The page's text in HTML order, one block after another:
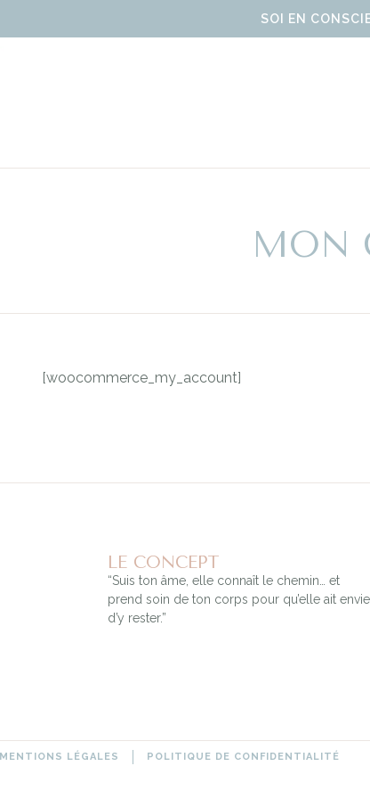
SOI EN
MON
[woocommerce_my_account]
LE CONCEPT
“Suis ton âme, elle connaît le chemin… et
prend soin de ton corps pour qu’elle ait envie
d’y rester.”
MENTIONS LÉGALES POLITIQUE DE CONFIDENTIALITÉ